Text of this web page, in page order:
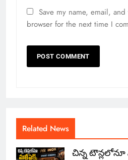
Save my name, email,
browser for the next time I
Related News
చిన్న టౌన్లలోనూ